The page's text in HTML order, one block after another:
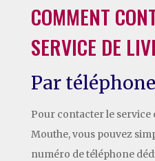
COMMENT
SERVICE DE
Par téléphone
Pour contacter le service
Mouthe, vous pouvez
numéro de téléphone